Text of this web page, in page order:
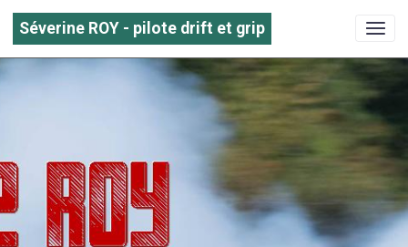
Séverine ROY - pilote drift et grip